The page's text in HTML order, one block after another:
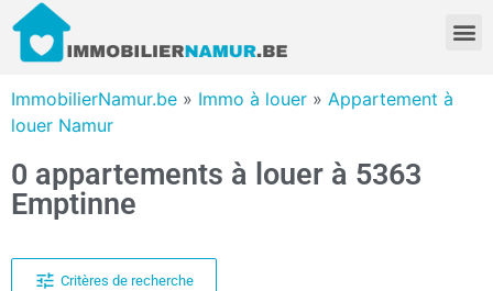
ImmobilierNamur.be » Immo à louer » Appartement à
louer Namur
0 appartements à louer à 5363
Emptinne
Critères de recherche